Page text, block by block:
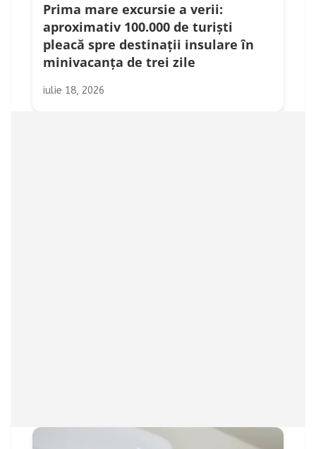
Prima mare excursie a verii:
aproximativ 100.000 de turiști
pleacă spre destinații insulare în
minivacanța de trei zile
iulie 18, 2026